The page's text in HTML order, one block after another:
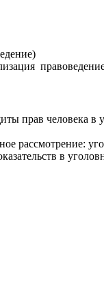
прав человека
рассмотрение:
в